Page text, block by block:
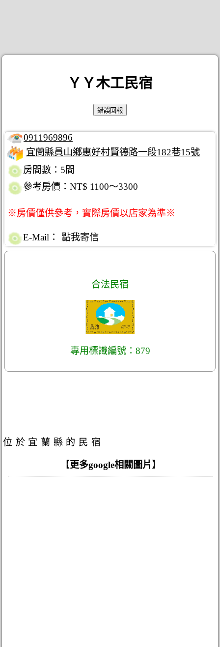
ＹＹ木工民宿
0911969896
宜蘭縣員山鄉惠好村賢德路一段182巷15號
房間數：5間
參考房價：NT$ 1100～3300
※房價僅供參考，實際房價以店家為準※
E-Mail： 點我寄信
合法民宿
專用標識編號：879
位於宜蘭縣的民宿
【更多google相關圖片】